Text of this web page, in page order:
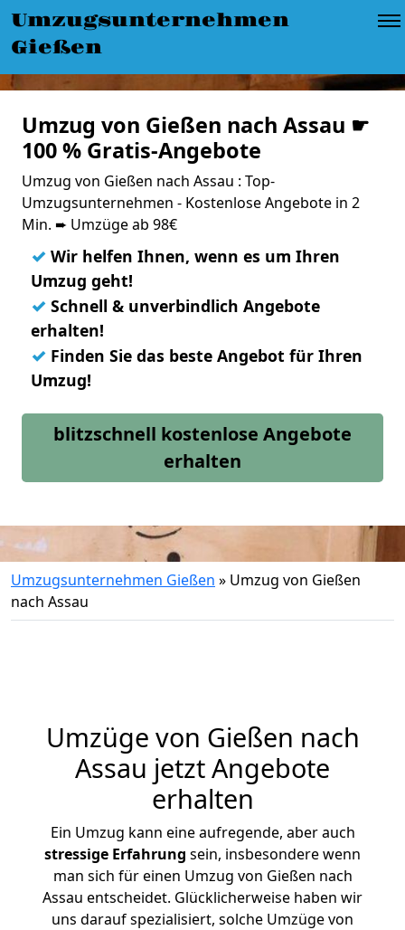
Umzugsunternehmen
Gießen
Umzug von Gießen nach Assau ☛
100 % Gratis-Angebote
Umzug von Gießen nach Assau : Top-
Umzugsunternehmen - Kostenlose Angebote in 2
Min. ➨ Umzüge ab 98€
✓ Wir helfen Ihnen, wenn es um Ihren
Umzug geht!
✓ Schnell & unverbindlich Angebote
erhalten!
✓ Finden Sie das beste Angebot für Ihren
Umzug!
blitzschnell kostenlose Angebote
erhalten
Umzugsunternehmen Gießen » Umzug von Gießen
nach Assau
Umzüge von Gießen nach
Assau jetzt Angebote
erhalten
Ein Umzug kann eine aufregende, aber auch
stressige Erfahrung sein, insbesondere wenn
man sich für einen Umzug von Gießen nach
Assau entscheidet. Glücklicherweise haben wir
uns darauf spezialisiert, solche Umzüge von